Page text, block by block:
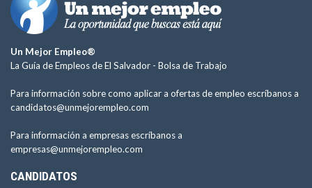
Un Mejor Empleo®
La Guía de Empleos de El Salvador - Bolsa de Trabajo
Para información sobre como aplicar a ofertas de empleo escríbanos a
candidatos@unmejorempleo.com
Para información a empresas escríbanos a
empresas@unmejorempleo.com
CANDIDATOS